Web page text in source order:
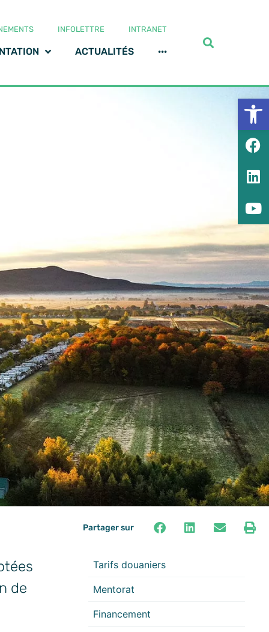
INFOLETTRE INTRANET
ACTUALITÉS ···
Partager sur
de
Tarifs douaniers
Mentorat
Financement